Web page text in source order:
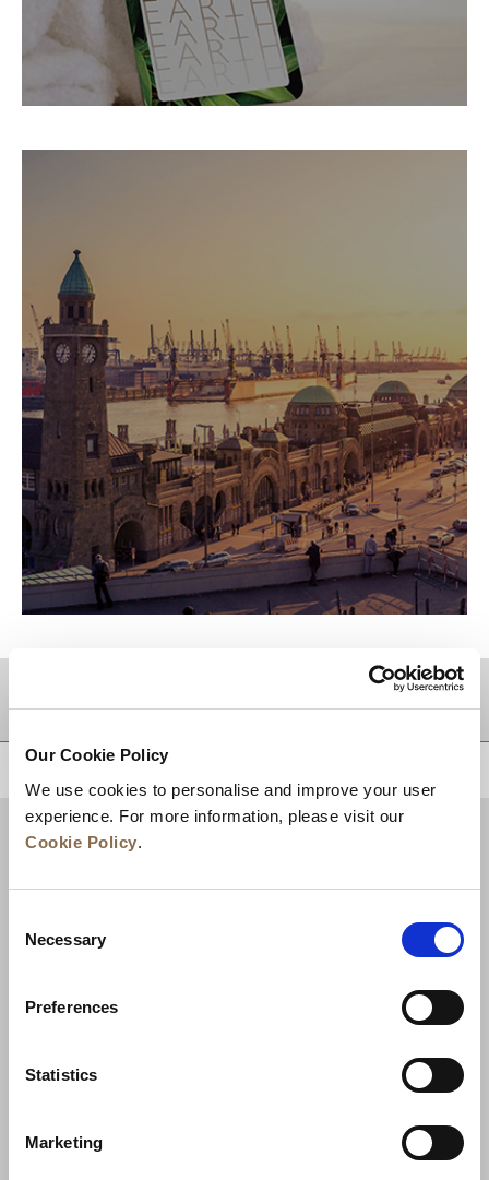
Our Cookie Policy
We use cookies to personalise and improve your user
experience. For more information, please visit our
Cookie Policy.
Selection
Necessary
Preferences
Statistics
Marketing
Neuigkeiten